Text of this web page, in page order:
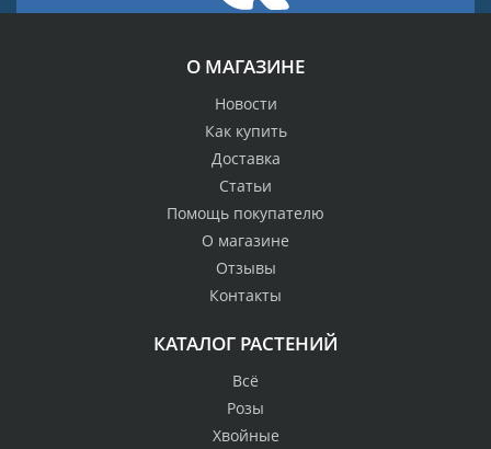
О МАГАЗИНЕ
Новости
Как купить
Доставка
Статьи
Помощь покупателю
О магазине
Отзывы
Контакты
КАТАЛОГ РАСТЕНИЙ
Всё
Розы
Хвойные